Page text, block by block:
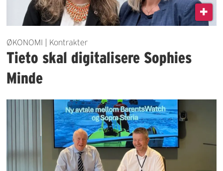
ØKONOMI | Kontrakter
Tieto skal digitalisere Sophies
Minde